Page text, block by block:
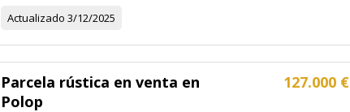
Actualizado 3/12/2025
127.000 €
Parcela rústica en venta en
Polop